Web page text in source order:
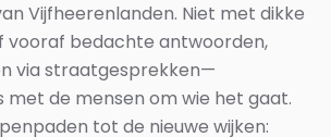
Vijfheerenlanden. Niet met dikke
vooraf bedachte antwoorden,
via straatgesprekken—
de mensen om wie het gaat.
tot de nieuwe wijken: